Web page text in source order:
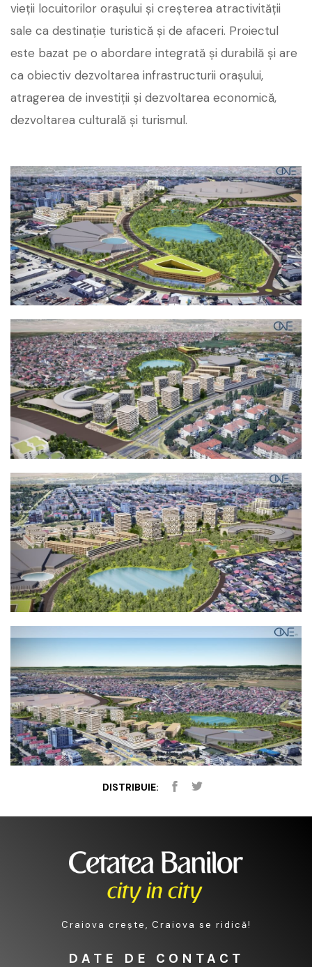
vieții locuitorilor orașului și creșterea atractivității
sale ca destinație turistică și de afaceri. Proiectul
este bazat pe o abordare integrată și durabilă și are
ca obiectiv dezvoltarea infrastructurii orașului,
atragerea de investiții și dezvoltarea economică,
dezvoltarea culturală și turismul.
DISTRIBUIE:
DATE DE CONTACT
Craiova crește, Craiova se ridică!